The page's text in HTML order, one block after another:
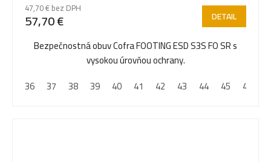
47,70 € bez DPH
57,70 € DETAIL
Bezpečnostná obuv Cofra FOOTING ESD S3S FO SR s
vysokou úrovňou ochrany.
36
37 38 39 40 41 42 43 44 45 46